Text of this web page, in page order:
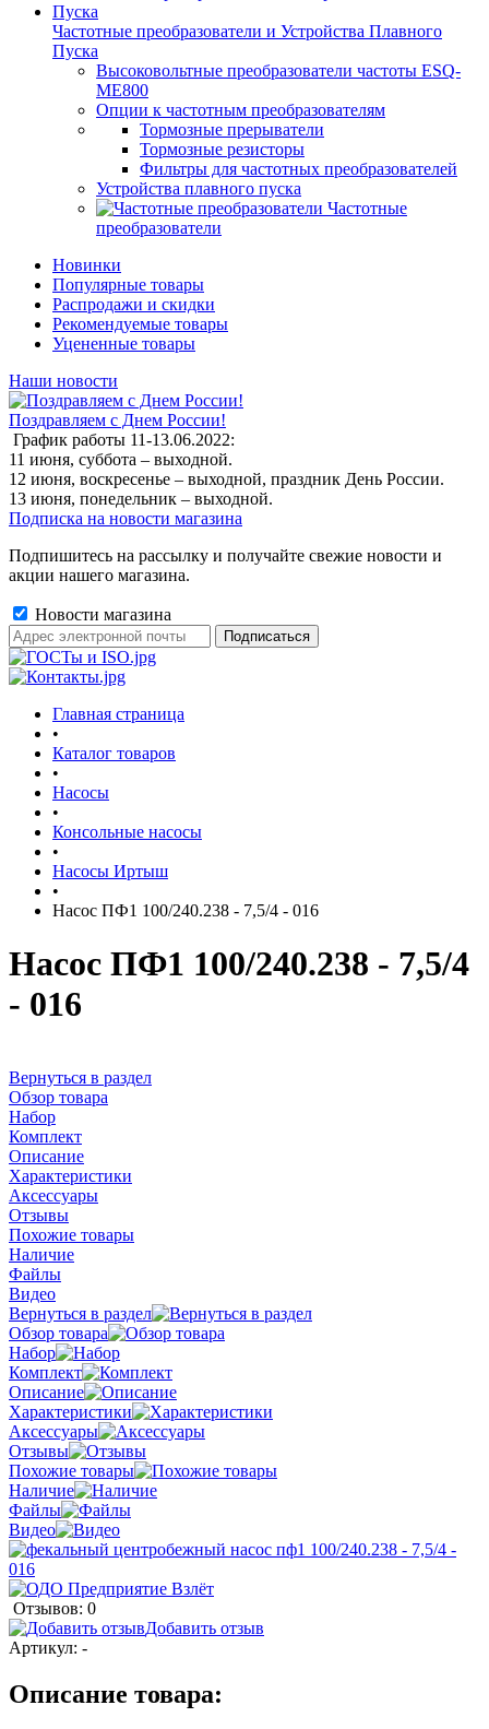
Частотные преобразователи и Устройства Плавного
Пуска
Высоковольтные преобразователи частоты ESQ-
ME800
Опции к частотным преобразователям
Тормозные прерыватели
Тормозные резисторы
Фильтры для частотных преобразователей
Устройства плавного пуска
Частотные
преобразователи
Новинки
Популярные товары
Распродажи и скидки
Рекомендуемые товары
Уцененные товары
Наши новости
Поздравляем с Днем России!
График работы 11-13.06.2022:
11 июня, суббота – выходной.
12 июня, воскресенье – выходной, праздник День России.
13 июня, понедельник – выходной.
Подписка на новости магазина
Подпишитесь на рассылку и получайте свежие новости и
акции нашего магазина.
Новости магазина
Главная страница
•
Каталог товаров
•
Насосы
•
Консольные насосы
•
Насосы Иртыш
•
Насос ПФ1 100/240.238 - 7,5/4 - 016
Насос ПФ1 100/240.238 - 7,5/4
- 016
Вернуться в раздел
Обзор товара
Набор
Комплект
Описание
Характеристики
Аксессуары
Отзывы
Похожие товары
Наличие
Файлы
Видео
Вернуться в раздел
Обзор товара
Набор
Комплект
Описание
Характеристики
Аксессуары
Отзывы
Похожие товары
Наличие
Файлы
Видео
Отзывов: 0
Добавить отзыв
Артикул: -
Описание товара: